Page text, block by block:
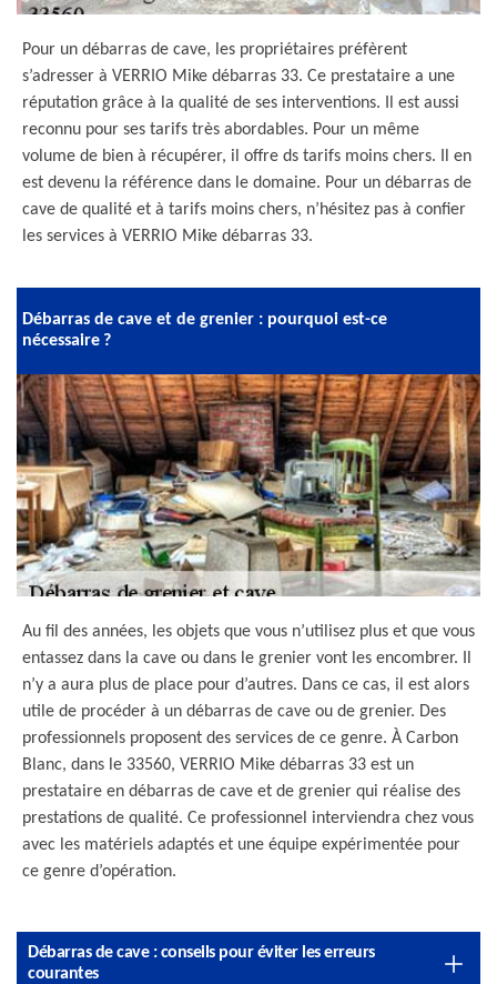
Pour un débarras de cave, les propriétaires préfèrent
s’adresser à VERRIO Mike débarras 33. Ce prestataire a une
réputation grâce à la qualité de ses interventions. Il est aussi
reconnu pour ses tarifs très abordables. Pour un même
volume de bien à récupérer, il offre ds tarifs moins chers. Il en
est devenu la référence dans le domaine. Pour un débarras de
cave de qualité et à tarifs moins chers, n’hésitez pas à confier
les services à VERRIO Mike débarras 33.
Débarras de cave et de grenier : pourquoi est-ce
nécessaire ?
Au fil des années, les objets que vous n’utilisez plus et que vous
entassez dans la cave ou dans le grenier vont les encombrer. Il
n’y a aura plus de place pour d’autres. Dans ce cas, il est alors
utile de procéder à un débarras de cave ou de grenier. Des
professionnels proposent des services de ce genre. À Carbon
Blanc, dans le 33560, VERRIO Mike débarras 33 est un
prestataire en débarras de cave et de grenier qui réalise des
prestations de qualité. Ce professionnel interviendra chez vous
avec les matériels adaptés et une équipe expérimentée pour
ce genre d’opération.
Débarras de cave : conseils pour éviter les erreurs
courantes